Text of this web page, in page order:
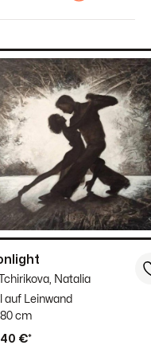
Natalia
auf Leinwand
cm
€*